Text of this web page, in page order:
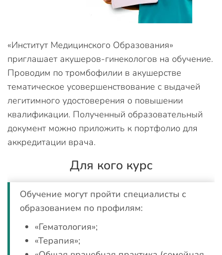
«Институт Медицинского Образования»
приглашает акушеров-гинекологов на обучение.
Проводим по тромбофилии в акушерстве
тематическое усовершенствование с выдачей
легитимного удостоверения о повышении
квалификации. Полученный образовательный
документ можно приложить к портфолио для
аккредитации врача.
Для кого курс
Обучение могут пройти специалисты с
образованием по профилям:
«Гематология»;
«Терапия»;